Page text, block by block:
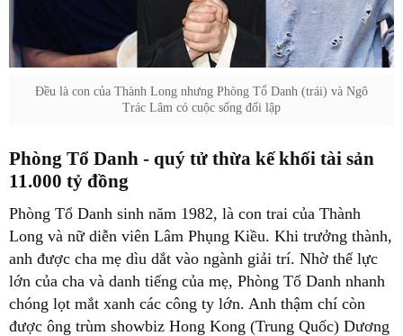
Đều là con của Thành Long nhưng Phòng Tổ Danh (trái) và Ngô
Trác Lâm có cuộc sống đối lập
Phòng Tổ Danh - quý tử thừa kế khối tài sản
11.000 tỷ đồng
Phòng Tổ Danh sinh năm 1982, là con trai của Thành
Long và nữ diễn viên Lâm Phụng Kiều. Khi trưởng thành,
anh được cha mẹ dìu dắt vào ngành giải trí. Nhờ thế lực
lớn của cha và danh tiếng của mẹ, Phòng Tổ Danh nhanh
chóng lọt mắt xanh các công ty lớn. Anh thậm chí còn
được ông trùm showbiz Hong Kong (Trung Quốc) Dương